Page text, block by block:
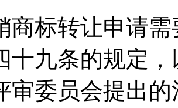
商标转让申请
十九条的规定
审委员会提出